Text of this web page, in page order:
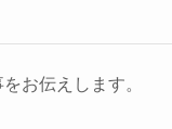
お伝えします。